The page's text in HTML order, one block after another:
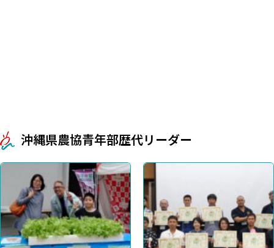
沖縄県農協青年部歴代リーダー